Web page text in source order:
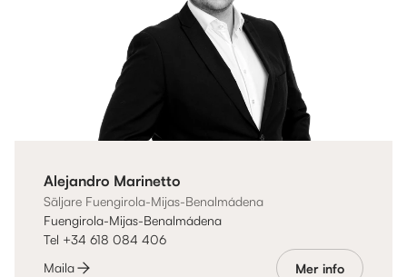
Alejandro Marinetto
Säljare Fuengirola-Mijas-Benalmádena
Fuengirola-Mijas-Benalmádena
Tel +34 618 084 406
Maila
Mer info